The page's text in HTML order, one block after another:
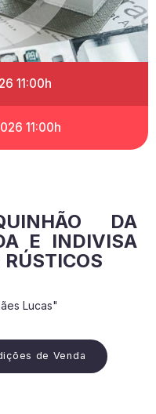
11:00h
11:00h
DA
E INDIVISA
RÚSTICOS
Lucas"
de Venda